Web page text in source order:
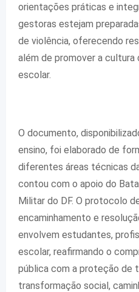
orientações práticas e
gestoras estejam
de violência, oferecendo
além de promover a cultura
escolar.
O documento,
ensino, foi elaborado de
diferentes áreas técnicas
contou com o apoio do
Militar do DF. O protocolo
encaminhamento e
envolvem estudantes,
escolar, reafirmando o
pública com a proteção de
transformação social,